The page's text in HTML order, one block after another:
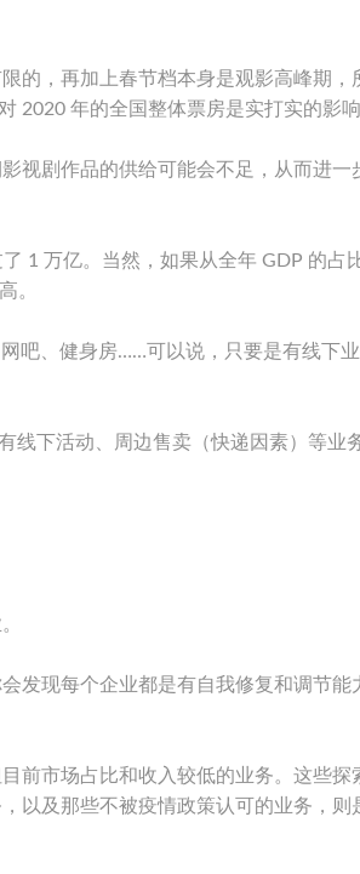
的，再加上春节档本身是观影高峰期，
2020 年的全国整体票房是实打实的影响
视剧作品的供给可能会不足，从而进一
1 万亿。当然，如果从全年 GDP 的占
。
吧、健身房……可以说，只要是有线下
线下活动、周边售卖（快递因素）等业
发现每个企业都是有自我修复和调节能
前市场占比和收入较低的业务。这些探
以及那些不被疫情政策认可的业务，则